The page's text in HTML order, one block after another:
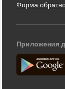
Форма
Приложения